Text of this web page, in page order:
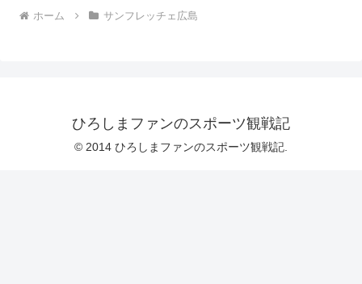
ホーム サンフレッチェ広島
ひろしまファンのスポーツ観戦記
© 2014 ひろしまファンのスポーツ観戦記.